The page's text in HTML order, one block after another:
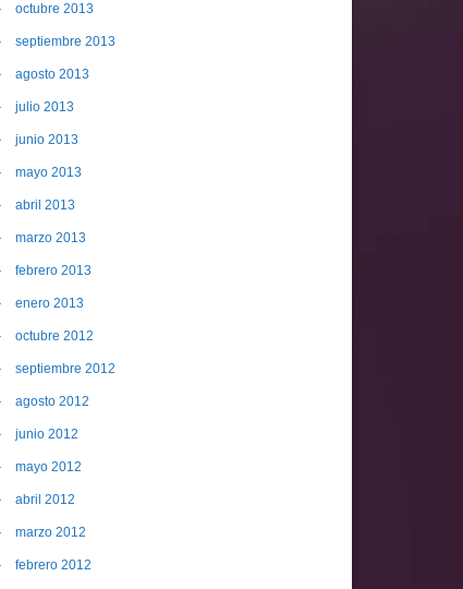
octubre 2013
septiembre 2013
agosto 2013
julio 2013
junio 2013
mayo 2013
abril 2013
marzo 2013
febrero 2013
enero 2013
octubre 2012
septiembre 2012
agosto 2012
junio 2012
mayo 2012
abril 2012
marzo 2012
febrero 2012